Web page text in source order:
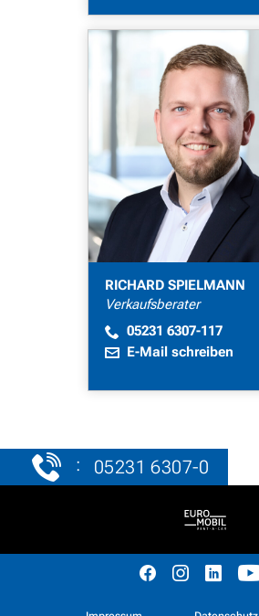
RICHARD SPIELMANN
Verkaufsberater
05231 6307-117
E-Mail schreiben
: 05231 6307-0